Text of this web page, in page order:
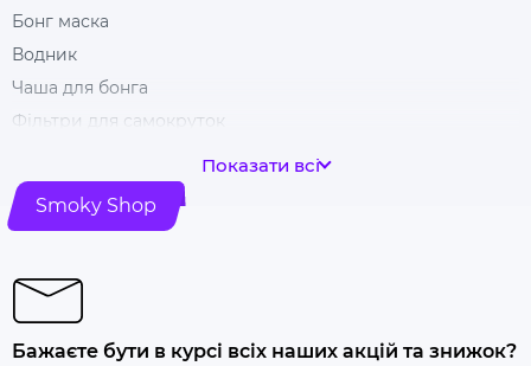
Бонг маска
Водник
Чаша для бонга
Фільтри для самокруток
Гріндери
Ковпак для куріння
Купити папір для самокруток
Попільничка
Купити люльку для куріння
Показати всі
Smoky Shop
Бажаєте бути в курсі всіх наших акцій та знижок?